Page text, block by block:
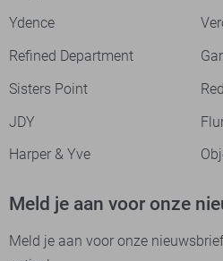
Ydence
Refined Department
Sisters Point
JDY
Harper & Yve
Meld je aan voor onze
Meld je aan voor onze